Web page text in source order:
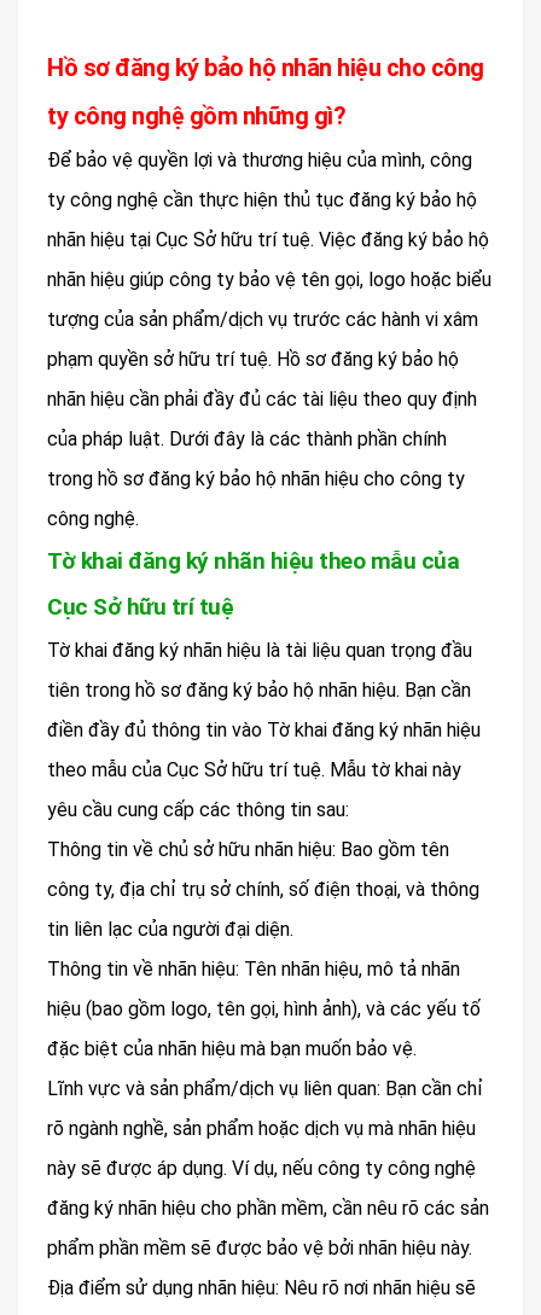
Hồ sơ đăng ký bảo hộ nhãn hiệu cho công
ty công nghệ gồm những gì?
Để bảo vệ quyền lợi và thương hiệu của mình, công
ty công nghệ cần thực hiện thủ tục đăng ký bảo hộ
nhãn hiệu tại Cục Sở hữu trí tuệ. Việc đăng ký bảo hộ
nhãn hiệu giúp công ty bảo vệ tên gọi, logo hoặc biểu
tượng của sản phẩm/dịch vụ trước các hành vi xâm
phạm quyền sở hữu trí tuệ. Hồ sơ đăng ký bảo hộ
nhãn hiệu cần phải đầy đủ các tài liệu theo quy định
của pháp luật. Dưới đây là các thành phần chính
trong hồ sơ đăng ký bảo hộ nhãn hiệu cho công ty
công nghệ.
Tờ khai đăng ký nhãn hiệu theo mẫu của
Cục Sở hữu trí tuệ
Tờ khai đăng ký nhãn hiệu là tài liệu quan trọng đầu
tiên trong hồ sơ đăng ký bảo hộ nhãn hiệu. Bạn cần
điền đầy đủ thông tin vào Tờ khai đăng ký nhãn hiệu
theo mẫu của Cục Sở hữu trí tuệ. Mẫu tờ khai này
yêu cầu cung cấp các thông tin sau:
Thông tin về chủ sở hữu nhãn hiệu: Bao gồm tên
công ty, địa chỉ trụ sở chính, số điện thoại, và thông
tin liên lạc của người đại diện.
Thông tin về nhãn hiệu: Tên nhãn hiệu, mô tả nhãn
hiệu (bao gồm logo, tên gọi, hình ảnh), và các yếu tố
đặc biệt của nhãn hiệu mà bạn muốn bảo vệ.
Lĩnh vực và sản phẩm/dịch vụ liên quan: Bạn cần chỉ
rõ ngành nghề, sản phẩm hoặc dịch vụ mà nhãn hiệu
này sẽ được áp dụng. Ví dụ, nếu công ty công nghệ
đăng ký nhãn hiệu cho phần mềm, cần nêu rõ các sản
phẩm phần mềm sẽ được bảo vệ bởi nhãn hiệu này.
Địa điểm sử dụng nhãn hiệu: Nêu rõ nơi nhãn hiệu sẽ